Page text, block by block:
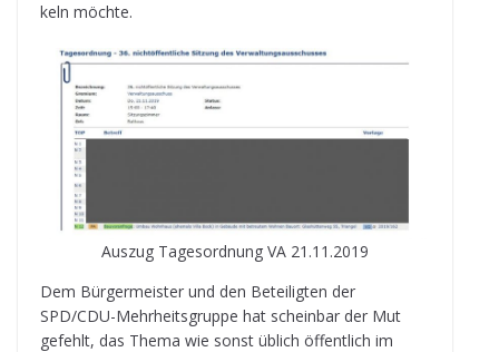
keln möchte.
Aus­zug Tages­ord­nung VA 21.11.2019
Dem Bür­ger­meis­ter und den Betei­lig­ten der
SPD/CDU-Mehr­heits­gruppe hat schein­bar der Mut
gefehlt, das Thema wie sonst üblich öffent­lich im